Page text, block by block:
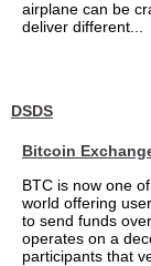
airplane can be
deliver different...
DSDS
Bitcoin
BTC is now one
world offering
to send funds
operates on a
participants that